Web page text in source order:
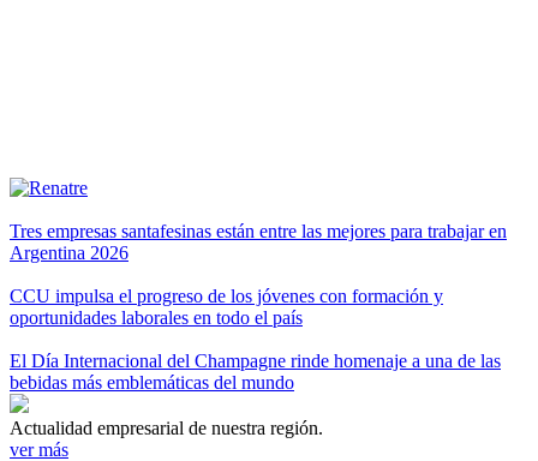
Tres empresas santafesinas están entre las mejores para trabajar en
Argentina 2026
CCU impulsa el progreso de los jóvenes con formación y
oportunidades laborales en todo el país
El Día Internacional del Champagne rinde homenaje a una de las
bebidas más emblemáticas del mundo
Actualidad empresarial de nuestra región.
ver más